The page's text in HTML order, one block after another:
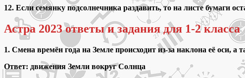
12. Если семянку подсолнечника раздавить, то на листе бумаги
Астра 2023 ответы и задания для 1-2 класса
1. Смена времён года на Земле происходит из-за наклона её оси, а
Ответ: движения Земли вокруг Солнца